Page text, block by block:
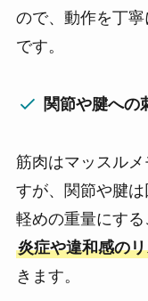
ので、動作を丁
です。
関節や腱への
筋肉はマッスル
すが、関節や腱は
軽めの重量にす
炎症や違和感の
きます。